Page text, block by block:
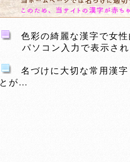
色彩の綺麗な漢字で女
パソコン入力で表示され
名づけに大切な常用漢字
とが…